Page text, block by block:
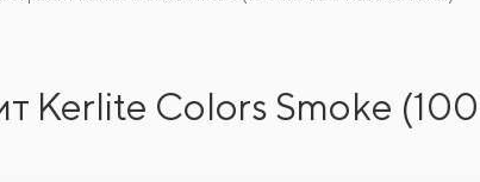
Kerlite Colors Smoke